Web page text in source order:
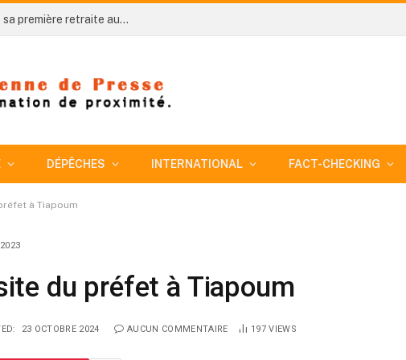
Côte d’Ivoire-AIP/ An 66: Niakara organise sa première retraite aux flambeaux sous le signe de l’unité nationale
DÉPÊCHES INTERNATIONAL FACT-CHECKING
à Tiapoum
du préfet à Tiapoum
23 OCTOBRE 2024 AUCUN COMMENTAIRE 197VIEWS